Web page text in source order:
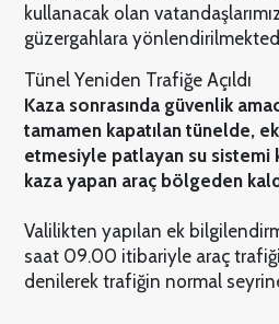
kullanacak olan
güzergahlara
Tünel Yeniden Trafiğe Açıldı
Kaza sonrasında güvenlik
tamamen kapatılan tünelde,
etmesiyle patlayan su sistemi
kaza yapan araç bölgeden
Valilikten yapılan ek
saat 09.00 itibariyle araç
denilerek trafiğin normal